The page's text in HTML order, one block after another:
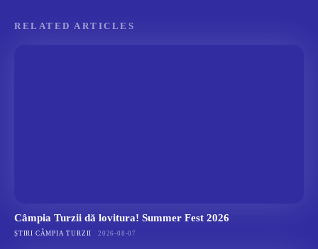
RELATED ARTICLES
Câmpia Turzii dă lovitura! Summer Fest 2026
ȘTIRI CÂMPIA TURZII 2026-08-07